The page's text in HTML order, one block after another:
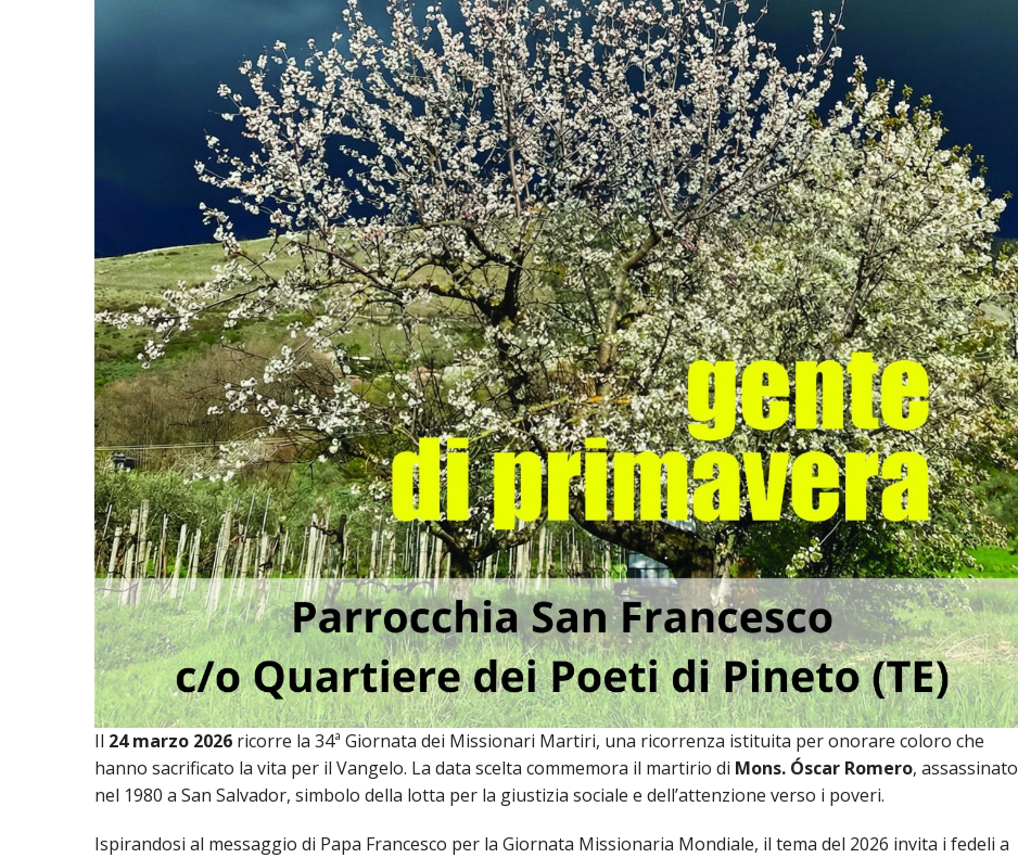
EVANGELIZZAZIONE DELLA CULTURA
PASTORALE SCOLASTICA
PASTORALE UNIVERSITARIA
INSEGNAMENTO RELIGIONE CATTOLICA
UFFICIO LITURGICO
MIGRANTES
PASTORALE DELLA FAMIGLIA
PASTORALE DELLA SALUTE
PASTORALE DELLE VOCAZIONI
PASTORALE GIOVANILE
LAICATO
PROBLEMI SOCIALI E LAVORO
PROMOZIONE E SOSTEGNO ECONOMICO ALLA CHIESA CATTOLICA
UFFICIO PER I PELLEGRINAGGI
UFFICIO PER LO SPORT
UFFICIO TURISMO E TEMPO LIBERO
Il 24 marzo 2026 ricorre la 34ª Giornata dei Missionari Martiri, una ricorrenza istituita per onorare coloro che
hanno sacrificato la vita per il Vangelo. La data scelta commemora il martirio di Mons. Óscar Romero, assassinato
nel 1980 a San Salvador, simbolo della lotta per la giustizia sociale e dell’attenzione verso i poveri.
Ispirandosi al messaggio di Papa Francesco per la Giornata Missionaria Mondiale, il tema del 2026 invita i fedeli a